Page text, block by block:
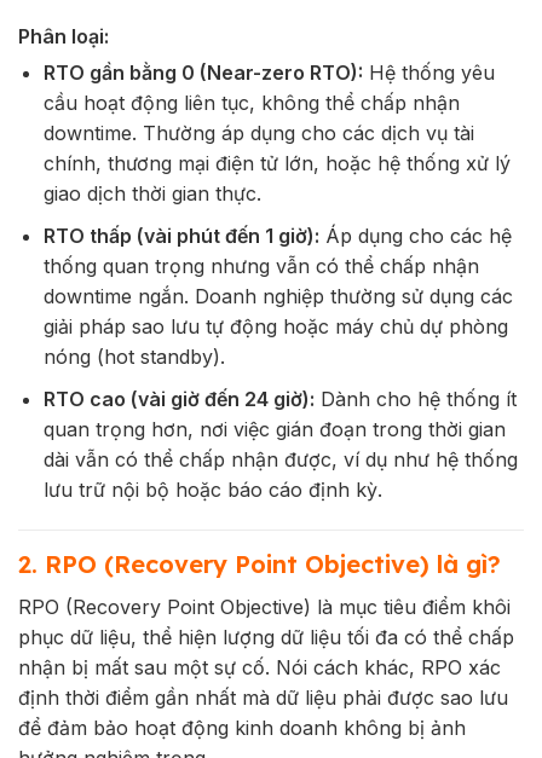
Phân loại:
RTO gần bằng 0 (Near-zero RTO): Hệ thống yêu
cầu hoạt động liên tục, không thể chấp nhận
downtime. Thường áp dụng cho các dịch vụ tài
chính, thương mại điện tử lớn, hoặc hệ thống xử lý
giao dịch thời gian thực.
RTO thấp (vài phút đến 1 giờ): Áp dụng cho các hệ
thống quan trọng nhưng vẫn có thể chấp nhận
downtime ngắn. Doanh nghiệp thường sử dụng các
giải pháp sao lưu tự động hoặc máy chủ dự phòng
nóng (hot standby).
RTO cao (vài giờ đến 24 giờ): Dành cho hệ thống ít
quan trọng hơn, nơi việc gián đoạn trong thời gian
dài vẫn có thể chấp nhận được, ví dụ như hệ thống
lưu trữ nội bộ hoặc báo cáo định kỳ.
2. RPO (Recovery Point Objective) là gì?
RPO (Recovery Point Objective) là mục tiêu điểm khôi
phục dữ liệu, thể hiện lượng dữ liệu tối đa có thể chấp
nhận bị mất sau một sự cố. Nói cách khác, RPO xác
định thời điểm gần nhất mà dữ liệu phải được sao lưu
để đảm bảo hoạt động kinh doanh không bị ảnh